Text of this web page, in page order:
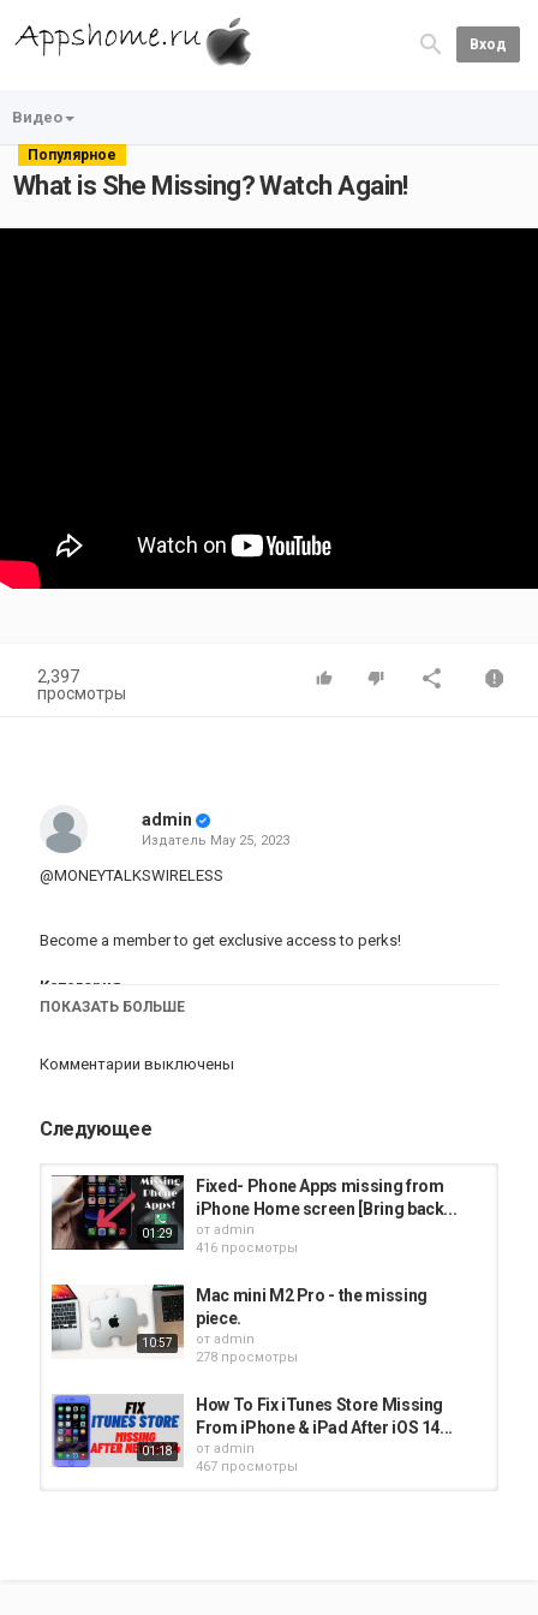
Вход
Видео
Популярное
What is She Missing? Watch Again!
2,397
просмотры
admin
Издатель May 25, 2023
@MONEYTALKSWIRELESS
Become a member to get exclusive access to perks!
Категория
iPhone 3GS обзор
ПОКАЗАТЬ БОЛЬШЕ
Комментарии выключены
Следующее
01:29
Fixed- Phone Apps missing from
iPhone Home screen [Bring back...
от admin
416 просмотры
10:57
Mac mini M2 Pro - the missing
piece.
от admin
278 просмотры
01:18
How To Fix iTunes Store Missing
From iPhone & iPad After iOS 14...
от admin
467 просмотры